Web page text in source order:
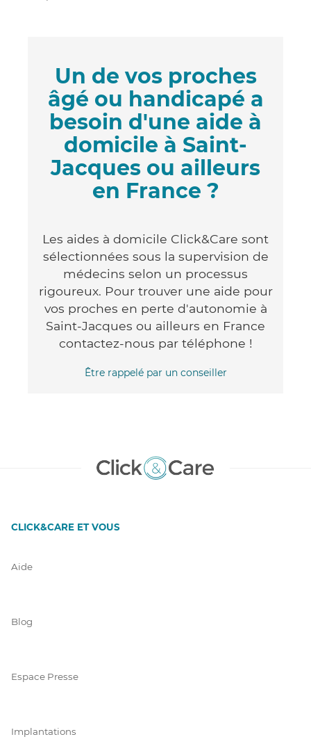
Un de vos proches
âgé ou handicapé a
besoin d'une aide à
domicile à Saint-
Jacques ou ailleurs
en France ?
Les aides à domicile Click&Care sont
sélectionnées sous la supervision de
médecins selon un processus
rigoureux. Pour trouver une aide pour
vos proches en perte d'autonomie à
Saint-Jacques ou ailleurs en France
contactez-nous par téléphone !
Être rappelé par un conseiller
CLICK&CARE ET VOUS
Aide
Blog
Espace Presse
Implantations